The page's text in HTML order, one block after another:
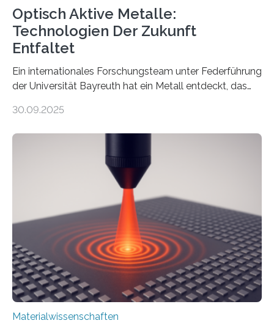
Optisch Aktive Metalle:
Technologien Der Zukunft
Entfaltet
Ein internationales Forschungsteam unter Federführung
der Universität Bayreuth hat ein Metall entdeckt, das
Dadurch ist es in der Lage, eine sogenannte zweite
Nichtmetallen vorkommt und insbesondere für
Sensorik und Elektrotechnik von Interesse ist. Über ihre
Erkenntnisse berichten die Forschenden im Journal of
the American Chemical Society. —What for?
Materialien, die gleichzeitig Strom leiten und Licht
beeinflussen können, sind für viele moderne
Technologien…
30.09.2025
Materialwissenschaften